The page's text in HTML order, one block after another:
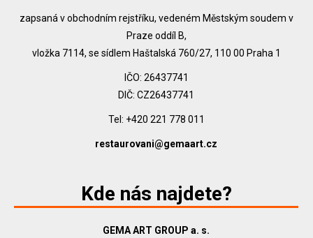
zapsaná v obchodním rejstříku, vedeném Městským soudem v
Praze oddíl B,
vložka 7114, se sídlem Haštalská 760/27, 110 00 Praha 1
IČO: 26437741
DIČ: CZ26437741
Tel: +420 221 778 011
restaurovani@gemaart.cz
Kde nás najdete?
GEMA ART GROUP a. s.